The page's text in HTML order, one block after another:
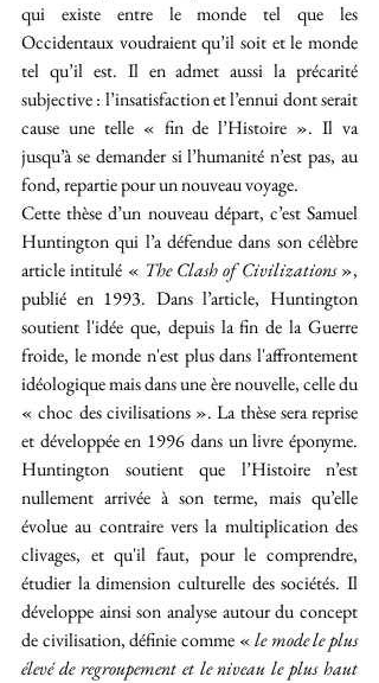
qui existe entre le monde tel que les
Occidentaux voudraient qu’il soit et le monde
tel qu’il est. Il en admet aussi la précarité
subjective : l’insatisfaction et l’ennui dont serait
cause une telle « fin de l’Histoire ». Il va
jusqu’à se demander si l’humanité n’est pas, au
fond, repartie pour un nouveau voyage.
Cette thèse d’un nouveau départ, c’est Samuel
Huntington qui l’a défendue dans son célèbre
article intitulé « The Clash of Civilizations »,
publié en 1993. Dans l’article, Huntington
soutient l'idée que, depuis la fin de la Guerre
froide, le monde n'est plus dans l'affrontement
idéologique mais dans une ère nouvelle, celle du
« choc des civilisations ». La thèse sera reprise
et développée en 1996 dans un livre éponyme.
Huntington soutient que l’Histoire n’est
nullement arrivée à son terme, mais qu’elle
évolue au contraire vers la multiplication des
clivages, et qu'il faut, pour le comprendre,
étudier la dimension culturelle des sociétés. Il
développe ainsi son analyse autour du concept
de civilisation, définie comme « le mode le plus
élevé de regroupement et le niveau le plus haut